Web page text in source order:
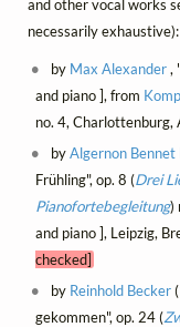
and other vocal works
necessarily exhaustive):
by Max Alexander,
and piano ], from
no. 4, Charlottenburg,
byAlgernon
Frühling", op. 8 (Drei
Pianofortebegleitung)
and piano ], Leipzig,
checked]
by Reinhold Becker
gekommen", op. 24 (